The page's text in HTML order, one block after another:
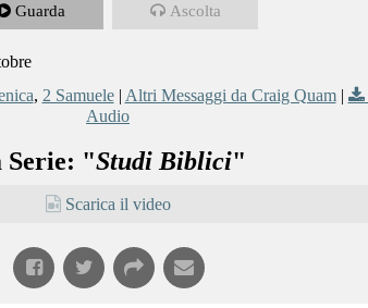
Guarda Ascolta
, 2 Samuele| Altri Messaggi da Craig Quam|
Audio
Serie: "Studi Biblici"
Scarica il video